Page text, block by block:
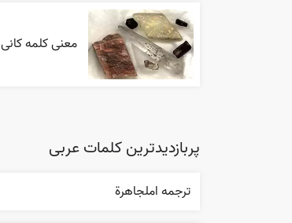
معنی کلمه کانی
پربازدیدترین کلمات عربی
ترجمه املجاهرة